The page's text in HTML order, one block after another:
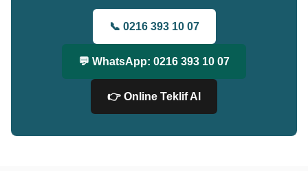
📞 0216 393 10 07
💬 WhatsApp: 0216 393 10 07
👉 Online Teklif Al